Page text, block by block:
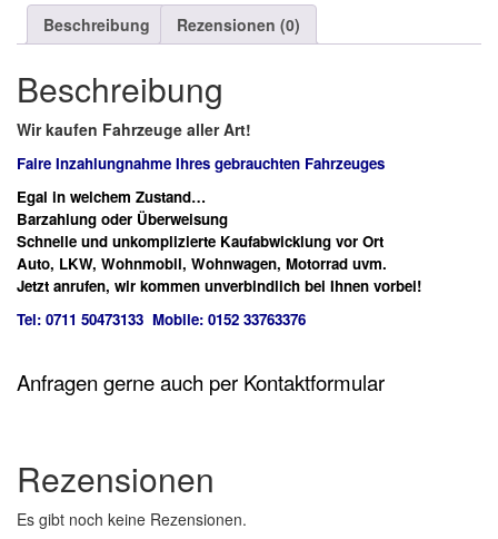
Beschreibung Rezensionen (0)
Beschreibung
Wir kaufen Fahrzeuge aller Art!
Faire Inzahlungnahme Ihres gebrauchten Fahrzeuges
Egal in welchem Zustand…
Barzahlung oder Überweisung
Schnelle und unkomplizierte Kaufabwicklung vor Ort
Auto, LKW, Wohnmobil, Wohnwagen, Motorrad uvm.
Jetzt anrufen, wir kommen unverbindlich bei Ihnen vorbei!
Tel: 0711 50473133 Mobile: 0152 33763376
Anfragen gerne auch per Kontaktformular
Rezensionen
Es gibt noch keine Rezensionen.